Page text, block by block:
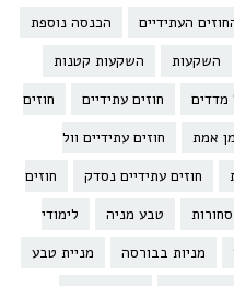
העתידיים
הכנסה נוספת
השקעות
השקעות קטנות
מדדים חוזים עתידיים
חוזים
אמת
חוזים עתידיים וול
חוזים עתידיים נסדק
חוזים
טבע מניה
לימודי
מניות בבורסה
מניית טבע